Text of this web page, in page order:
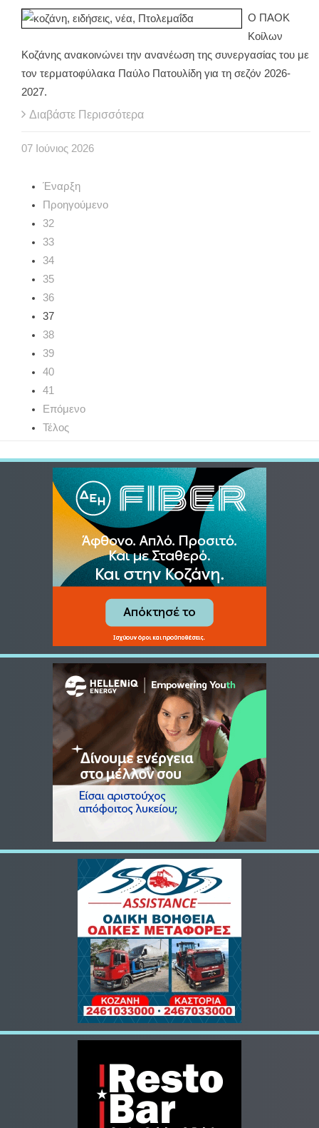
Ο ΠΑΟΚ
Κοίλων
Κοζάνης ανακοινώνει την ανανέωση της συνεργασίας του με
τον τερματοφύλακα Παύλο Πατουλίδη για τη σεζόν 2026-
2027.
Διαβάστε Περισσότερα
07 Ιούνιος 2026
Έναρξη
Προηγούμενο
32
33
34
35
36
37
38
39
40
41
Επόμενο
Τέλος